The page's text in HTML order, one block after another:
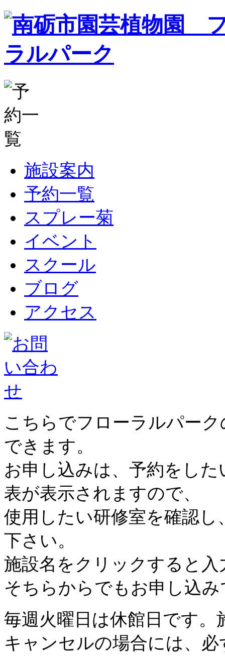
施設案内
予約一覧
スプレー菊
イベント
スクール
ブログ
アクセス
こちらでフローラルパー
できます。
お申し込みは、予約をし
表が表示されますので、
使用したい研修室を確認
下さい。
施設名をクリックすると
そちらからでもお申し込
毎週火曜日は休館日です
キャンセルの場合には、